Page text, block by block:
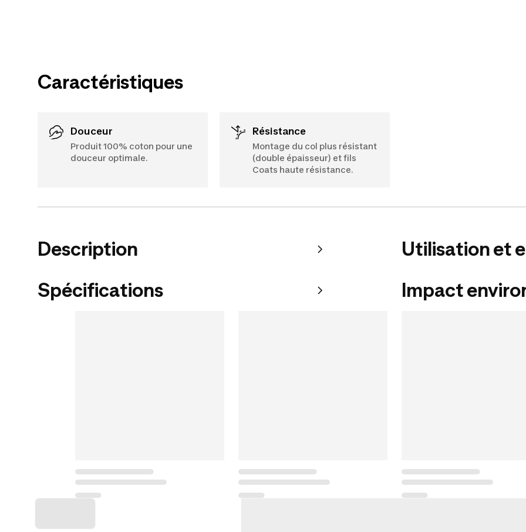
Caractéristiques
Douceur
Produit 100% coton pour une
douceur optimale.
Résistance
Montage du col plus résistant
(double épaisseur) et fils
Coats haute résistance.
Description
Spécifications
Utilisation et
Impact